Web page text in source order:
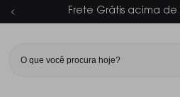
Parcelamento em até